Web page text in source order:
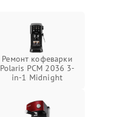
Ремонт кофеварки
Polaris PCM 2036 3-
in-1 Midnight